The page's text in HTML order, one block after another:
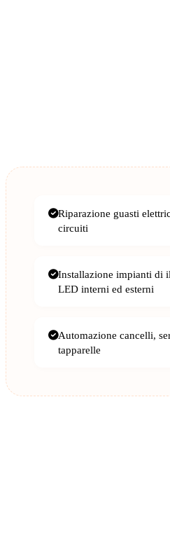
Riparazione guasti
circuiti
Installazione impianti di
LED interni ed esterni
Automazione cancelli,
tapparelle